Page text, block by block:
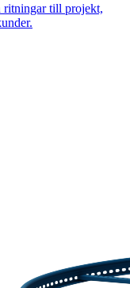
ritningar till projekt,